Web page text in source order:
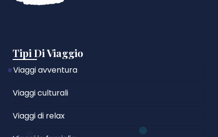
Tipi Di Viaggio
Viaggi avventura
Viaggi culturali
Viaggi di relax